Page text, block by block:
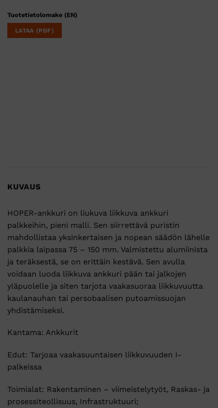
Tuotetietolomake (EN)
LATAA (PDF)
KUVAUS
HOPER-ankkuri on liukuva liikkuva ankkuri
palkkeihin, pieni malli. Sen siirrettävä puristin
mahdollistaa yksinkertaisen ja nopean säädön lähelle
palkkia laipassa 75 – 150 mm. Valmistettu alumiinista
ja teräksestä, se on erittäin kestävä. Sen avulla
voidaan luoda liikkuva ankkuri pään tai jalkojen
yläpuolelle ja siten tarjota vaakasuoraa liikkuvuutta
kaulanauhan tai persobaalisen putoamissuojan
yhdistämiseksi.
Kantama: Ankkurit
Edut: Tarjoaa vaakasuuntaisen liikkuvuuden I-
palkeissa
Toimialat: Rakentaminen – viimeistelytyöt, Raskas- ja
prosessiteollisuus, Infrastruktuuri;